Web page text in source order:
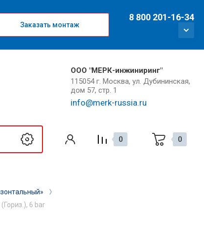
Заказать монтаж
8 800 201-16-34
ООО "МЕРК-инжиниринг"
115054 г. Москва, ул. Дубининская,
дом 57, стр. 1
info@merk-russia.ru
0 0
6 bar